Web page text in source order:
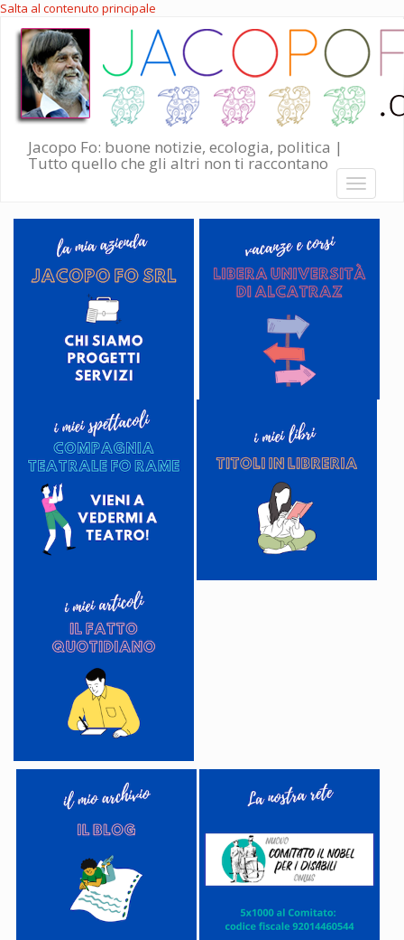
Salta al contenuto principale
Jacopo Fo: buone notizie, ecologia, politica |
Tutto quello che gli altri non ti raccontano
Toggle